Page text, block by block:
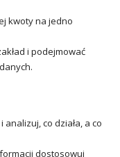
kwoty na jedno
i podejmować
co działa, a co
dostosowuj